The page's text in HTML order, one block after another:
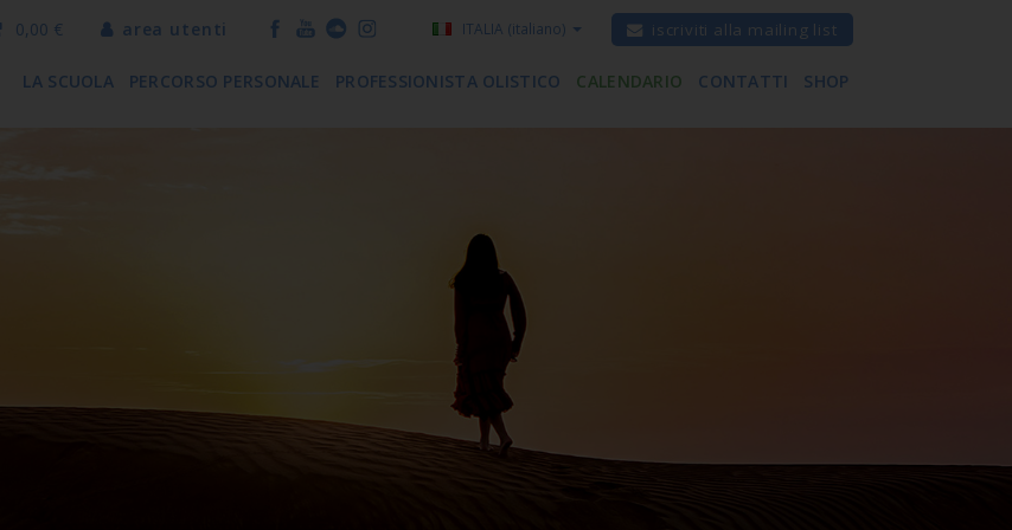
iscriviti alla mailing list
ITALIA (italiano)
area utenti
0,00 €
LA SCUOLA PERCORSO PERSONALE PROFESSIONISTA OLISTICO CALENDARIO CONTATTI SHOP